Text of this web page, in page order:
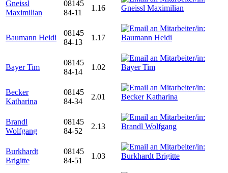
Gneissl
Maximilian
08145
84-11
1.16
Baumann Heidi
08145
84-13
1.17
Bayer Tim
08145
84-14
1.02
Becker
Katharina
08145
84-34
2.01
Brandl
Wolfgang
08145
84-52
2.13
Burkhardt
Brigitte
08145
84-51
1.03